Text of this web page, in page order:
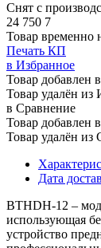
Снят с
24 750 7
Товар временно
Печать КП
в Избранное
Товар добавлен
Товар удалён из
в Сравнение
Товар добавлен
Товар удалён из
Дата
BTHDH-12 –
использующая
устройство